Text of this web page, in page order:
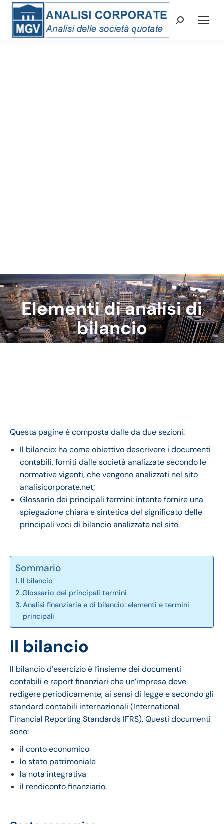
Cerca:
Elementi di analisi di
bilancio
Tu sei qui:
Questa pagine è composta dalle da due sezioni:
Il bilancio: ha come obiettivo descrivere i documenti
contabili, forniti dalle società analizzate secondo le
normative vigenti, che vengono analizzati nel sito
analisicorporate.net;
Glossario dei principali termini: intente fornire una
spiegazione chiara e sintetica del significato delle
principali voci di bilancio analizzate nel sito.
Sommario
Il bilancio
Glossario dei principali termini
Analisi finanziaria e di bilancio: elementi e termini
principali
Il bilancio
Il bilancio d’esercizio è l’insieme dei documenti
contabili e report finanziari che un’impresa deve
redigere periodicamente, ai sensi di legge e secondo gli
standard contabili internazionali (International
Financial Reporting Standards IFRS). Questi documenti
sono:
il conto economico
lo stato patrimoniale
la nota integrativa
il rendiconto finanziario.